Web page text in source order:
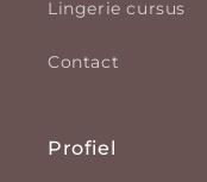
Lingerie cursus
Contact
Profiel